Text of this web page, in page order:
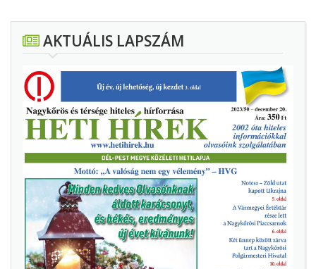
AKTUÁLIS LAPSZÁM